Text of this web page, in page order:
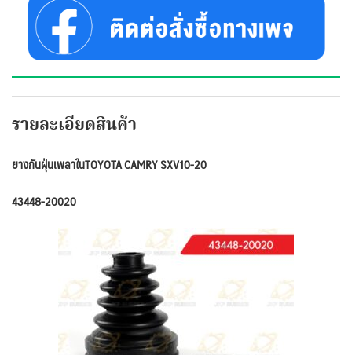
รายละเอียดสินค้า
ยางกันฝุ่นเพลาในTOYOTA CAMRY SXV10-20
43448-20020